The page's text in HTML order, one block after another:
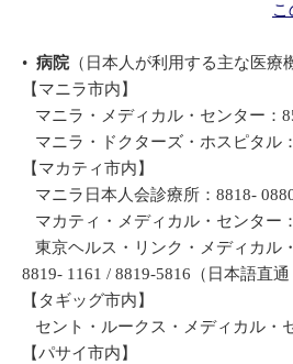
• 病院（日本人が利用する主な医療
【マニラ市内】
マニラ・メディカル・センター：
マニラ・ドクターズ・ホスピタル
【マカティ市内】
マニラ日本人会診療所：8818-
マカティ・メディカル・センター
東京ヘルス・リンク・メディカル
8819- 1161 / 8819-5816（日本語直通
【タギッグ市内】
セント・ルークス・メディカル・
【パサイ市内】